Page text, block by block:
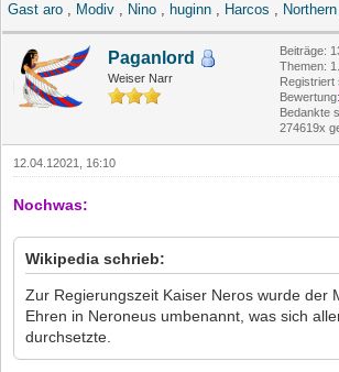
Gast aro , Modiv , Nino , huginn , Harcos , Northern
Paganlord
Weiser Narr
Beiträge:
Themen:
Registriert
Bewertung:
Bedankte
274619x
12.04.12021, 16:10
Nochwas:
Wikipedia schrieb:
Zur Regierungszeit Kaiser Neros wurde der
Ehren in Neroneus umbenannt, was sich
durchsetzte.